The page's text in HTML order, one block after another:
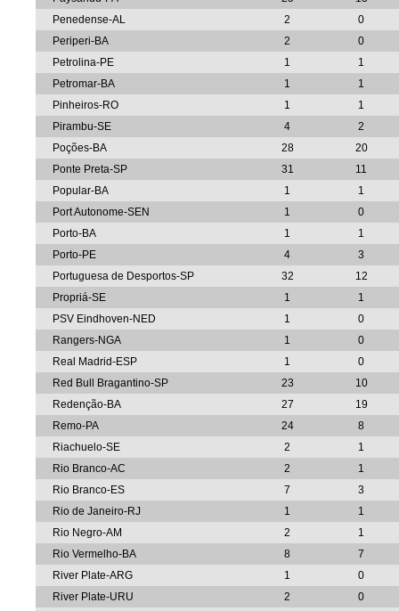
Penedense-AL
2
0
Periperi-BA
2
0
Petrolina-PE
1
1
Petromar-BA
1
1
Pinheiros-RO
1
1
Pirambu-SE
4
2
Poções-BA
28
20
Ponte Preta-SP
31
11
Popular-BA
1
1
Port Autonome-SEN
1
0
Porto-BA
1
1
Porto-PE
4
3
Portuguesa de Desportos-SP
32
12
Propriá-SE
1
1
PSV Eindhoven-NED
1
0
Rangers-NGA
1
0
Real Madrid-ESP
1
0
Red Bull Bragantino-SP
23
10
Redenção-BA
27
19
Remo-PA
24
8
Riachuelo-SE
2
1
Rio Branco-AC
2
1
Rio Branco-ES
7
3
Rio de Janeiro-RJ
1
1
Rio Negro-AM
2
1
Rio Vermelho-BA
8
7
River Plate-ARG
1
0
River Plate-URU
2
0